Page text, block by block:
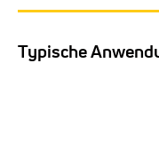
Typische